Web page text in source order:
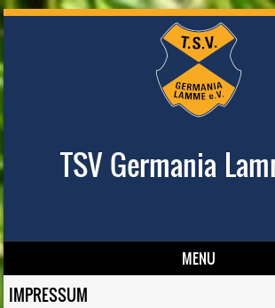
TSV Germania
MENU
Skip to content
IMPRESSUM